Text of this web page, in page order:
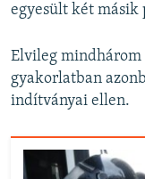
egyesült két másik
Elvileg
gyakorlatban
indítványai ellen.